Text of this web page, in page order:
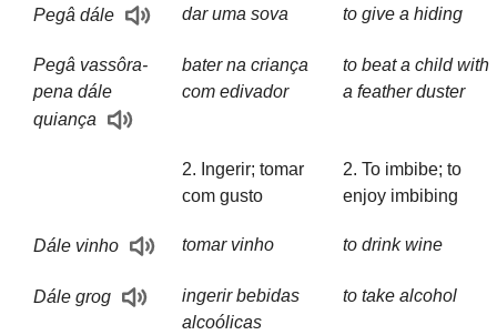
Pegâ dále dar uma sova to give a hiding
Pegâ vassôra-
pena dále
quiança
bater na criança
com edivador
to beat a child with
a feather duster
2. Ingerir; tomar
com gusto
2. To imbibe; to
enjoy imbibing
Dále vinho tomar vinho to drink wine
Dále grog
ingerir bebidas
alcoólicas
to take alcohol